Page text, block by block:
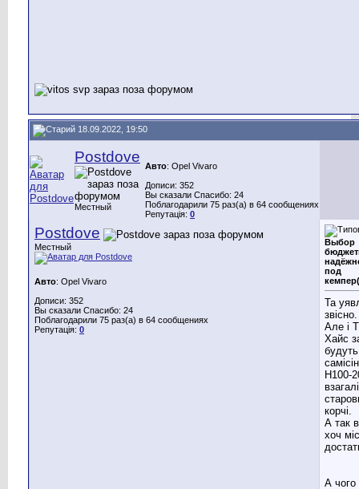
18.09.2022, 19:50
Postdove
Местный
Авто: Opel Vivaro
Дописи: 352
Вы сказали Спасибо: 24
Поблагодарили 75 раз(а) в 64 сообщениях
Репутація: 0
Postdove
Местный
Авто: Opel Vivaro
Дописи: 352
Вы сказали Спасибо: 24
Поблагодарили 75 раз(а) в 64 сообщениях
Репутація: 0
Выбор
под
Та
звісно.
Але і
Хайс
будуть
Н100-
взагалі
корчі.
А так
хоч
А